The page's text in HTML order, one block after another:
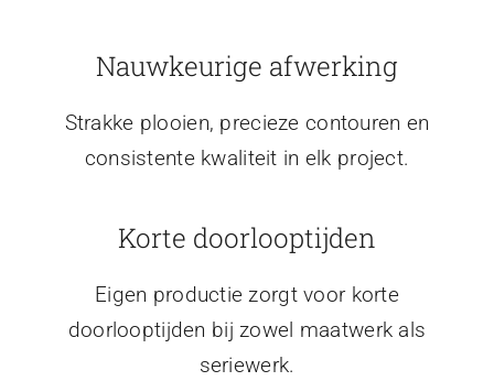
Nauwkeurige afwerking
Strakke plooien, precieze contouren en
consistente kwaliteit in elk project.
Korte doorlooptijden
Eigen productie zorgt voor korte
doorlooptijden bij zowel maatwerk als
seriewerk.